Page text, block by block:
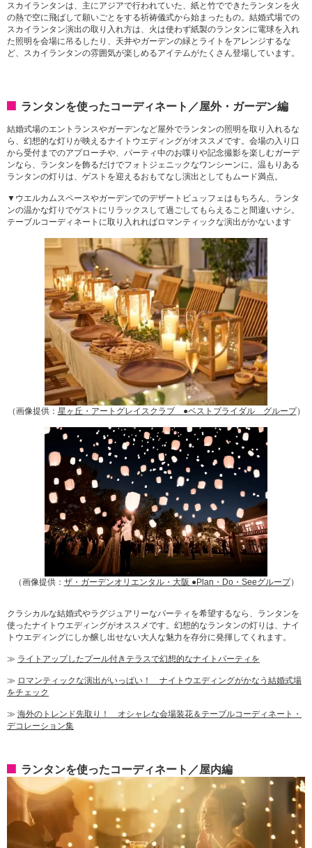
スカイランタンは、主にアジアで行われていた、紙と竹でできたランタンを火
の熱で空に飛ばして願いごとをする祈祷儀式から始まったもの。結婚式場での
スカイランタン演出の取り入れ方は、火は使わず紙製のランタンに電球を入れ
た照明を会場に吊るしたり、天井やガーデンの緑とライトをアレンジするな
ど、スカイランタンの雰囲気が楽しめるアイテムがたくさん登場しています。
ランタンを使ったコーディネート／屋外・ガーデン編
結婚式場のエントランスやガーデンなど屋外でランタンの照明を取り入れるな
ら、幻想的な灯りが映えるナイトウエディングがオススメです。会場の入り口
から受付までのアプローチや、パーティ中のお喋りや記念撮影を楽しむガーデ
ンなら、ランタンを飾るだけでフォトジェニックなワンシーンに。温もりある
ランタンの灯りは、ゲストを迎えるおもてなし演出としてもムード満点。
▼ウエルカムスペースやガーデンでのデザートビュッフェはもちろん、ランタ
ンの温かな灯りでゲストにリラックスして過ごしてもらえること間違いナシ。
テーブルコーディネートに取り入れればロマンティックな演出がかないます
（画像提供： 星ヶ丘・アートグレイスクラブ ●ベストブライダル グループ）
（画像提供： ザ・ガーデンオリエンタル・大阪 ●Plan・Do・Seeグループ）
クラシカルな結婚式やラグジュアリーなパーティを希望するなら、ランタンを
使ったナイトウエディングがオススメです。幻想的なランタンの灯りは、ナイ
トウエディングにしか醸し出せない大人な魅力を存分に発揮してくれます。
≫ ライトアップしたプール付きテラスで幻想的なナイトパーティを
≫ ロマンティックな演出がいっぱい！ ナイトウエディングがかなう結婚式場
をチェック
≫ 海外のトレンド先取り！ オシャレな会場装花＆テーブルコーディネート・
デコレーション集
ランタンを使ったコーディネート／屋内編